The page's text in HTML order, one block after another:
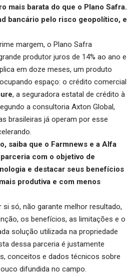
mais barata do que o Plano Safra.
bancário pelo risco geopolítico, e
margem, o Plano Safra
produtor juros de 14% ao ano e
em doze meses, um produto
espaço: o crédito comercial
, a seguradora estatal de crédito à
a consultoria Axton Global,
brasileiras já operam por esse
saiba que o Farmnews e a Alfa
com o objetivo de
e destacar seus benefícios
produtiva e com menos
só, não garante melhor resultado,
os benefícios, as limitações e o
solução utilizada na propriedade
dessa parceria é justamente
conceitos e dados técnicos sobre
difundida no campo.